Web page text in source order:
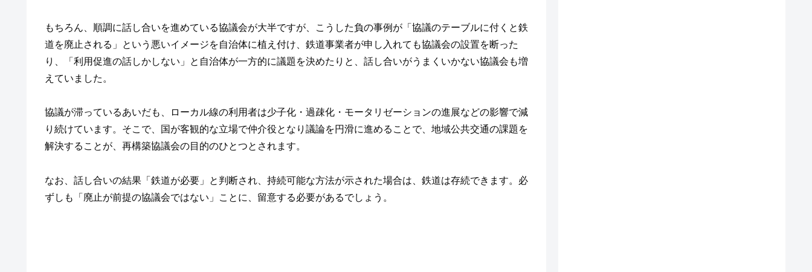
もちろん、順調に話し合いを進めている協議会が大半ですが、こうした負の事例が「協議のテーブルに付くと鉄
道を廃止される」という悪いイメージを自治体に植え付け、鉄道事業者が申し入れても協議会の設置を断った
り、「利用促進の話しかしない」と自治体が一方的に議題を決めたりと、話し合いがうまくいかない協議会も増
えていました。
協議が滞っているあいだも、ローカル線の利用者は少子化・過疎化・モータリゼーションの進展などの影響で減
り続けています。そこで、国が客観的な立場で仲介役となり議論を円滑に進めることで、地域公共交通の課題を
解決することが、再構築協議会の目的のひとつとされます。
なお、話し合いの結果「鉄道が必要」と判断され、持続可能な方法が示された場合は、鉄道は存続できます。必
ずしも「廃止が前提の協議会ではない」ことに、留意する必要があるでしょう。